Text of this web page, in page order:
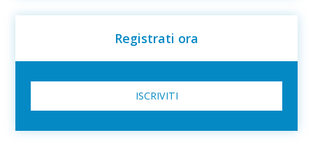
Registrati ora
ISCRIVITI